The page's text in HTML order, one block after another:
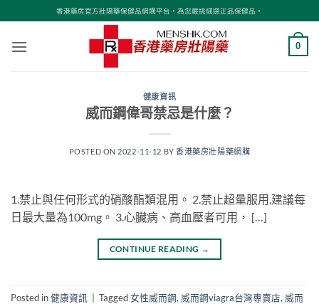
to
content
香港藥房官方壯陽藥保健品網購平台，為您嚴挑細選正品保健品。
0
健康資訊
威而鋼偉哥禁忌是什麼？
POSTED ON 2022-11-12 BY香港藥房壯陽藥網購
1.禁止與任何形式的硝酸酯類混用。 2.禁止超量服用,建議每
日最大量為100mg。 3.心臟病、高血壓者可用， […]
CONTINUE READING →
Posted in健康資訊 Tagged女性威而鋼, 威而鋼viagra台灣專賣店, 威而